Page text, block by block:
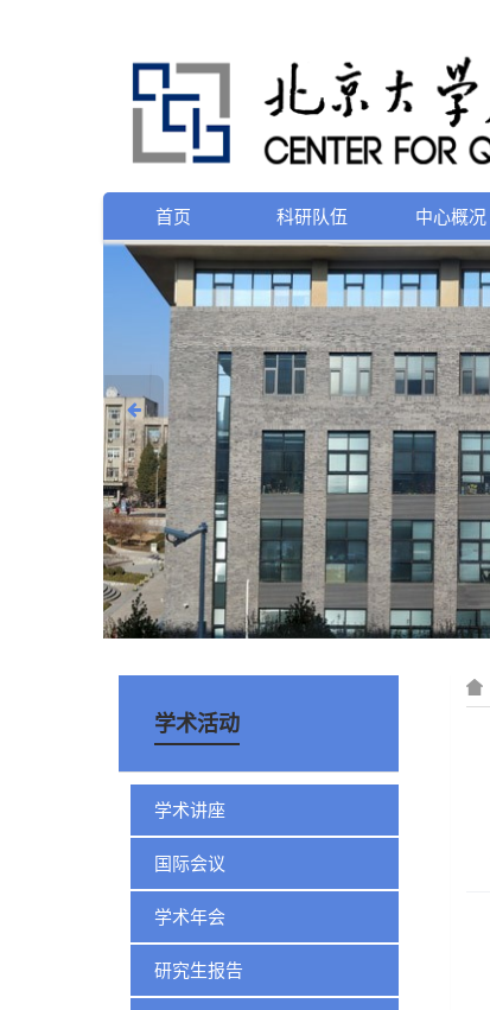
首页 科研队伍 中心概况
学术活动
学术讲座
国际会议
学术年会
研究生报告